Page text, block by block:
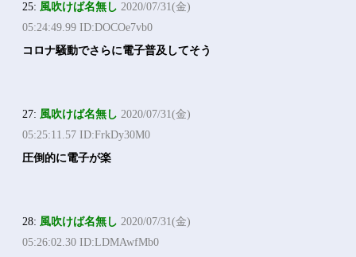
25: 風吹けば名無し 2020/07/31(金)
05:24:49.99 ID:DOCOe7vb0
コロナ騒動でさらに電子普及してそう
27: 風吹けば名無し 2020/07/31(金)
05:25:11.57 ID:FrkDy30M0
圧倒的に電子が楽
28: 風吹けば名無し 2020/07/31(金)
05:26:02.30 ID:LDMAwfMb0